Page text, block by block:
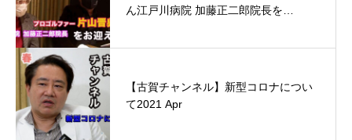
ん江戸川病院 加藤正二郎院長を…
【古賀チャンネル】新型コロナについ
て2021 Apr